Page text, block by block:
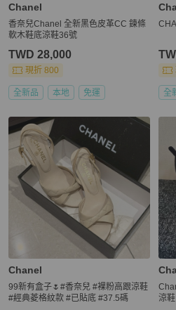
Chanel
香奈兒Chanel 全新黑色皮革CC 鍊條
軟木鞋底涼鞋36號
TWD 28,000
現折 800
全新品 本地 免運 全
Chanel
99新有盒子🌷#香奈兒 #裸粉高跟涼鞋
#經典菱格紋款 #已貼底 #37.5碼
涼